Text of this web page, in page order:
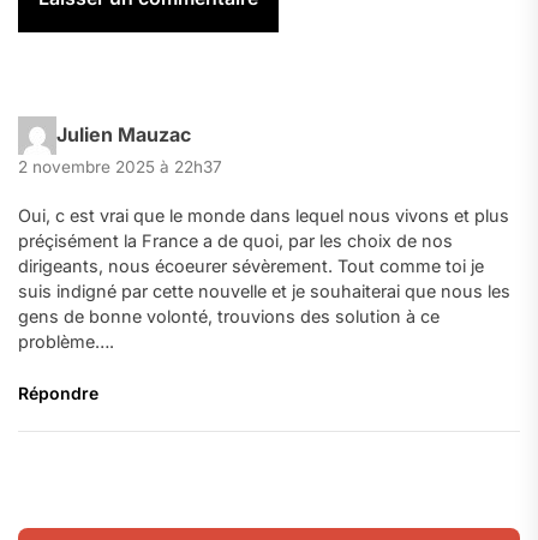
Julien Mauzac
2 novembre 2025 à 22h37
Oui, c est vrai que le monde dans lequel nous vivons et plus
préçisément la France a de quoi, par les choix de nos
dirigeants, nous écoeurer sévèrement. Tout comme toi je
suis indigné par cette nouvelle et je souhaiterai que nous les
gens de bonne volonté, trouvions des solution à ce
problème….
Répondre